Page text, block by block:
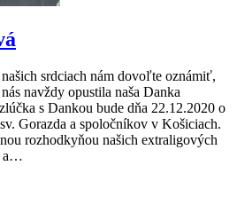
srdciach nám dovoľte oznámiť,
navždy opustila naša Danka
s Dankou bude dňa 22.12.2020 o
Gorazda a spoločníkov v Košiciach.
rozhodkyňou našich extraligových
a…